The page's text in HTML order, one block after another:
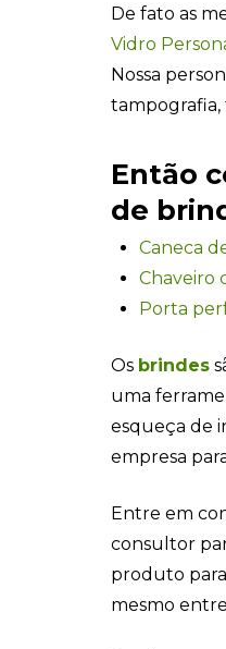
De fato as
Vidro
Nossa
tampografia,
Então
de
Caneca
Chaveiro
Porta
Os brindes
uma
esqueça de
empresa
Entre em
consultor
produto
mesmo